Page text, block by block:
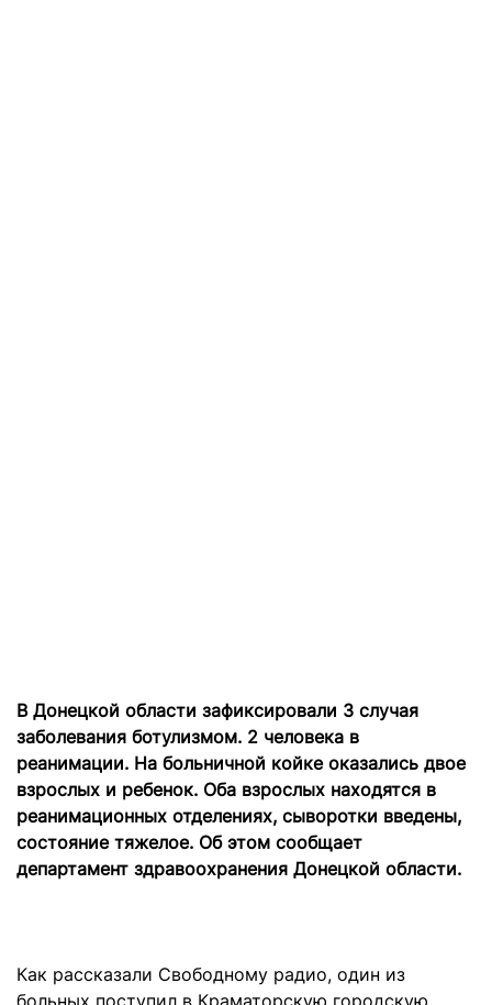
В Донецкой области зафиксировали 3 случая
заболевания ботулизмом. 2 человека в
реанимации. На больничной койке оказались двое
взрослых и ребенок. Оба взрослых находятся в
реанимационных отделениях, сыворотки введены,
состояние тяжелое. Об этом сообщает
департамент здравоохранения Донецкой области.
Как рассказали Свободному радио, один из
больных поступил в Краматорскую городскую